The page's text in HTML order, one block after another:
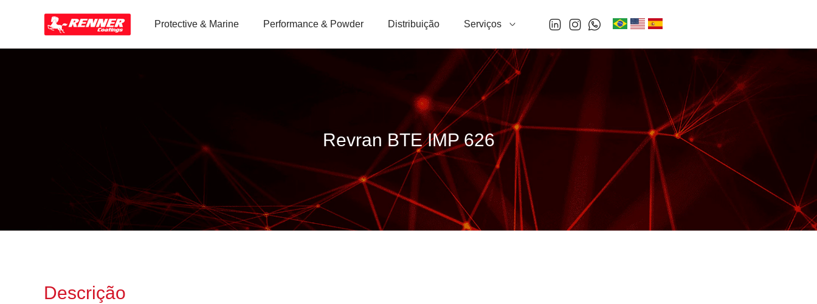
Protective & Marine Performance & Powder Distribuição Serviços
Revran BTE IMP 626
Descrição